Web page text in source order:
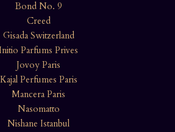
Bond No. 9
Creed
Gisada Switzerland
Initio Parfums Prives
Jovoy Paris
Kajal Perfumes Paris
Mancera Paris
Nasomatto
Nishane Istanbul